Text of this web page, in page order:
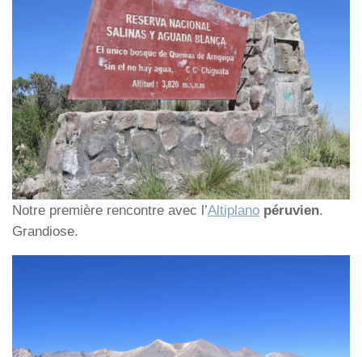
Notre première rencontre avec l’Altiplano péruvien.
Grandiose.